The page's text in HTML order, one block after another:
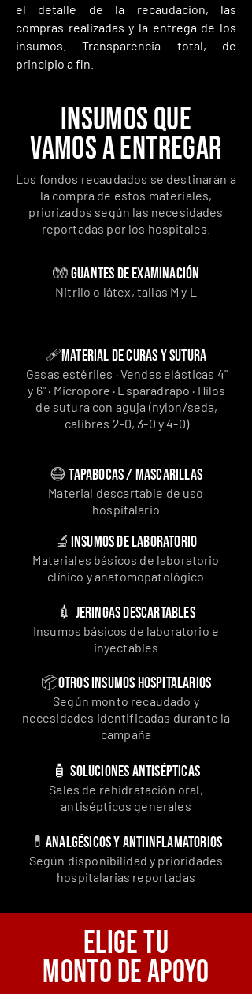
el detalle de la recaudación, las
compras realizadas y la entrega de los
insumos. Transparencia total, de
principio a fin.
INSUMOS QUE
VAMOS A ENTREGAR
Los fondos recaudados se destinarán a
la compra de estos materiales,
priorizados según las necesidades
reportadas por los hospitales.
🧤Guantes de examinación
Nitrilo o látex, tallas M y L
🩹Material de curas y sutura
Gasas estériles · Vendas elásticas 4"
y 6" · Micropore · Esparadrapo · Hilos
de sutura con aguja (nylon/seda,
calibres 2-0, 3-0 y 4-0)
😷Tapabocas / mascarillas
Material descartable de uso
hospitalario
🔬 Insumos de laboratorio
Materiales básicos de laboratorio
clínico y anatomopatológico
💉 Jeringas descartables
Insumos básicos de laboratorio e
inyectables
📦Otros insumos hospitalarios
Según monto recaudado y
necesidades identificadas durante la
campaña
🧴 Soluciones antisépticas
Sales de rehidratación oral,
antisépticos generales
💊 Analgésicos y antiinflamatorios
Según disponibilidad y prioridades
hospitalarias reportadas
ELIGE TU
MONTO DE APOYO